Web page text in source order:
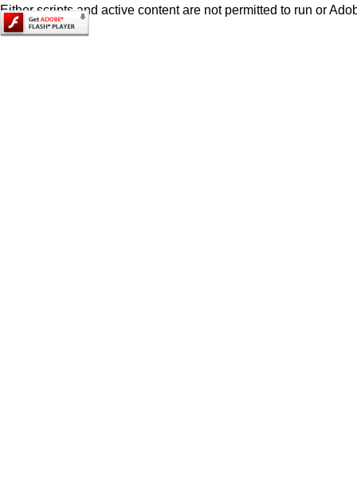
Either scripts and active content are not permitted to run or